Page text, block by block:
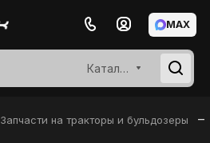
Каталог
MAX
Запчасти на тракторы и бульдозеры –